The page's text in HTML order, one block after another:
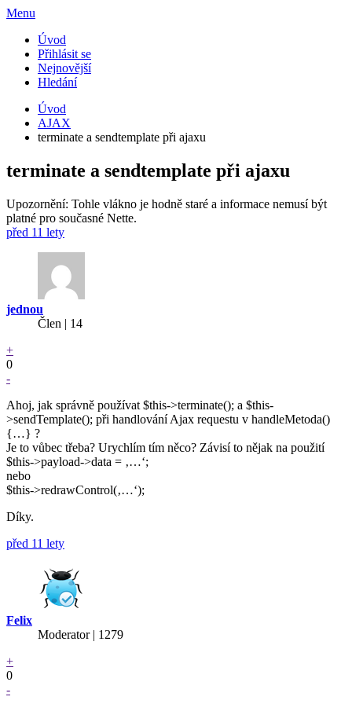
Menu
Úvod
Přihlásit se
Nejnovější
Hledání
Úvod
AJAX
terminate a sendtemplate při ajaxu
terminate a sendtemplate při ajaxu
Upozornění: Tohle vlákno je hodně staré a informace nemusí být
platné pro současné Nette.
před 11 lety
jednou
Člen | 14
+
0
-
Ahoj, jak správně používat $this->terminate(); a $this-
>sendTemplate(); při handlování Ajax requestu v handleMetoda()
{…} ?
Je to vůbec třeba? Urychlím tím něco? Závisí to nějak na použití
$this->payload->data = ‚…‘;
nebo
$this->redrawControl(‚…‘);
Díky.
před 11 lety
Felix
Moderator | 1279
+
0
-